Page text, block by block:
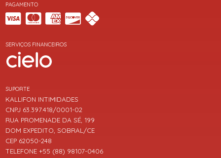
PAGAMENTO
SERVIÇOS FINANCEIROS
SUPORTE
KALLIFON INTIMIDADES
CNPJ 63.397.418/0001-02
RUA PROMENADE DA SÉ, 199
DOM EXPEDITO, SOBRAL/CE
CEP 62050-248
TELEFONE +55 (88) 98107-0406